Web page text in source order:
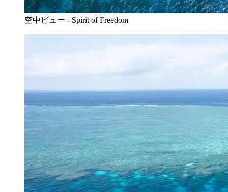
空中ビュー - Spirit of Freedom